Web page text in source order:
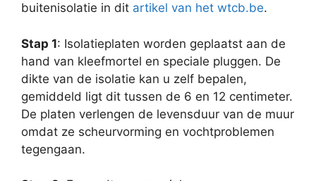
buitenisolatie in dit artikel van het wtcb.be.
Stap 1: Isolatieplaten worden geplaatst aan de
hand van kleefmortel en speciale pluggen. De
dikte van de isolatie kan u zelf bepalen,
gemiddeld ligt dit tussen de 6 en 12 centimeter.
De platen verlengen de levensduur van de muur
omdat ze scheurvorming en vochtproblemen
tegengaan.